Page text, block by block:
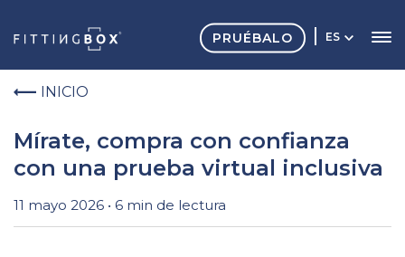
ES
PRUÉBALO
INICIO
Mírate, compra con confianza
con una prueba virtual inclusiva
11 mayo 2026 • 6 min de lectura